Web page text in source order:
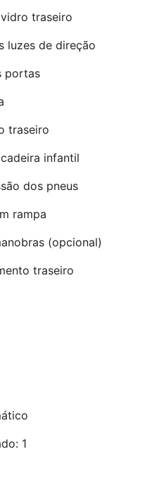
traseiro
luzes de direção
portas
traseiro
infantil
dos pneus
rampa
(opcional)
traseiro
1